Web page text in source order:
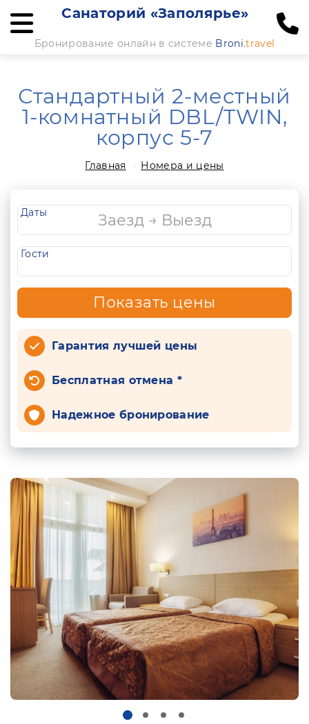
Санаторий «Заполярье»
Бронирование онлайн в системе Broni.travel
Стандартный 2-местный
1-комнатный DBL/TWIN,
корпус 5-7
Главная Номера и цены
Даты
Гости
Показать цены
Гарантия лучшей цены
Бесплатная отмена *
Надежное бронирование